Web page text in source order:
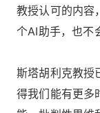
教授认可的内容
个AI助手，也不
斯塔胡利克教授
得我们能有更多